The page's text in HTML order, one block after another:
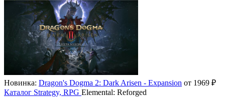
Новинка: Dragon's Dogma 2: Dark Arisen - Expansion от 1969 ₽
Каталог Strategy, RPG Elemental: Reforged